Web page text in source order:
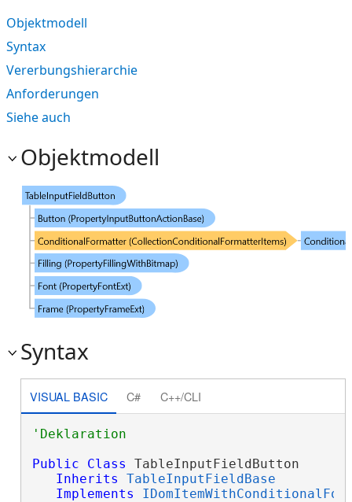
Objektmodell
Syntax
Vererbungshierarchie
Anforderungen
Siehe auch
Objektmodell
Syntax
VISUAL BASIC C# C++/CLI
Public
Class TableInputFieldButton
Inherits
TableInputFieldBase
Implements